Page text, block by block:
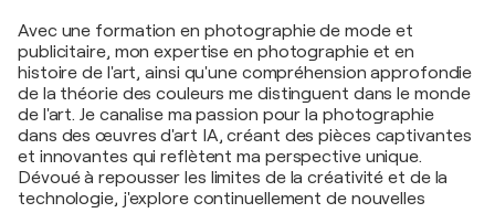
Avec une formation en photographie de mode et
publicitaire, mon expertise en photographie et en
histoire de l'art, ainsi qu'une compréhension approfondie
de la théorie des couleurs me distinguent dans le monde
de l'art. Je canalise ma passion pour la photographie
dans des œuvres d'art IA, créant des pièces captivantes
et innovantes qui reflètent ma perspective unique.
Dévoué à repousser les limites de la créativité et de la
technologie, j'explore continuellement de nouvelles